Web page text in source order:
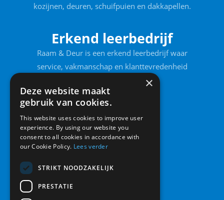
kozijnen, deuren, schuifpuien en dakkapellen.
Erkend leerbedrijf
Raam & Deur is een erkend leerbedrijf waar
service, vakmanschap en klanttevredenheid
×
Deze website maakt
gebruik van cookies.
This website uses cookies to improve user
experience. By using our website you
consent to all cookies in accordance with
our Cookie Policy. Lees verder
STRIKT NOODZAKELIJK
PRESTATIE